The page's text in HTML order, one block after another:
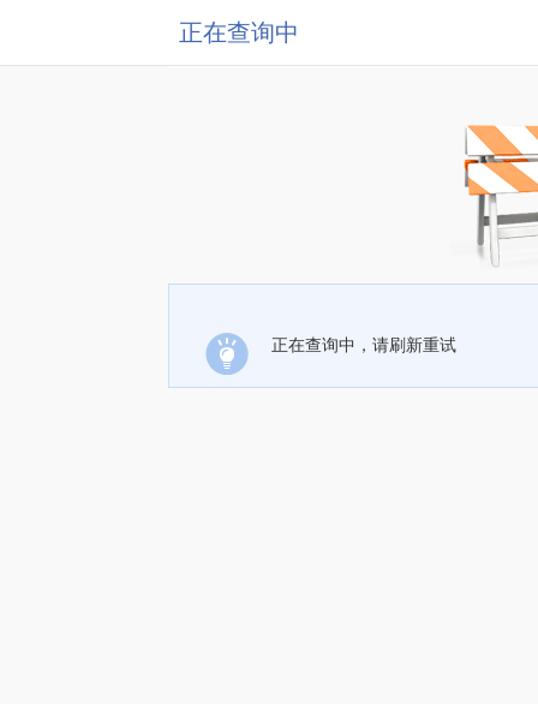
正在查询中
正在查询中，请刷新重试